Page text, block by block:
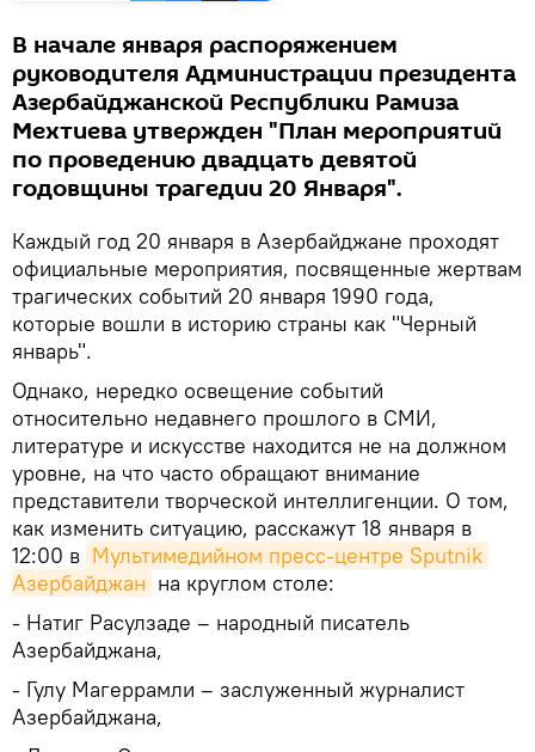
В начале января распоряжением
руководителя Администрации президента
Азербайджанской Республики Рамиза
Мехтиева утвержден "План мероприятий
по проведению двадцать девятой
годовщины трагедии 20 Января".
Каждый год 20 января в Азербайджане проходят
официальные мероприятия, посвященные жертвам
трагических событий 20 января 1990 года,
которые вошли в историю страны как "Черный
январь".
Однако, нередко освещение событий
относительно недавнего прошлого в СМИ,
литературе и искусстве находится не на должном
уровне, на что часто обращают внимание
представители творческой интеллигенции. О том,
как изменить ситуацию, расскажут 18 января в
12:00 в Мультимедийном пресс-центре Sputnik
Азербайджан на круглом столе:
- Натиг Расулзаде – народный писатель
Азербайджана,
- Гулу Магеррамли – заслуженный журналист
Азербайджана,